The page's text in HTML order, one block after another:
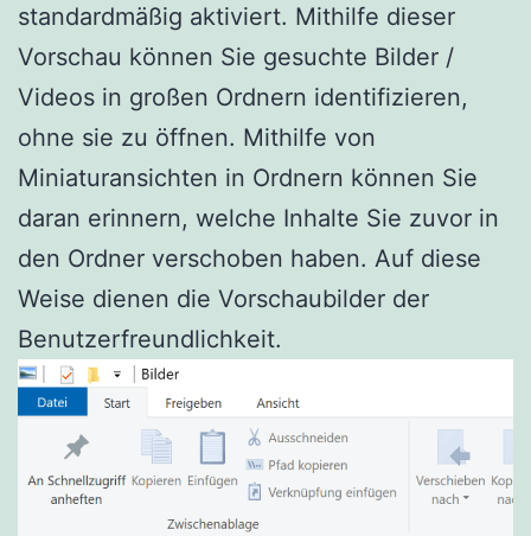
standardmäßig aktiviert. Mithilfe dieser
Vorschau können Sie gesuchte Bilder /
Videos in großen Ordnern identifizieren,
ohne sie zu öffnen. Mithilfe von
Miniaturansichten in Ordnern können Sie
daran erinnern, welche Inhalte Sie zuvor in
den Ordner verschoben haben. Auf diese
Weise dienen die Vorschaubilder der
Benutzerfreundlichkeit.